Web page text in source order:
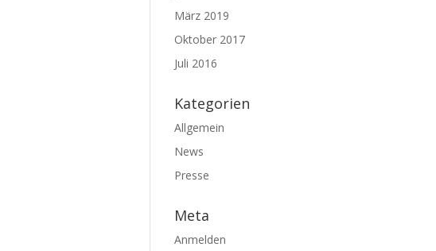
März 2019
Oktober 2017
Juli 2016
Kategorien
Allgemein
News
Presse
Meta
Anmelden